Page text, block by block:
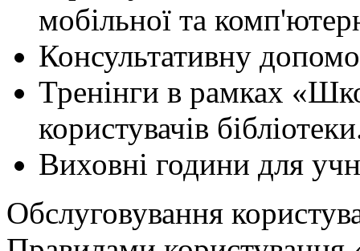
мобільної та
Консультативну
Тренінги в рамках
користувачів
Виховні години для
Обслуговування